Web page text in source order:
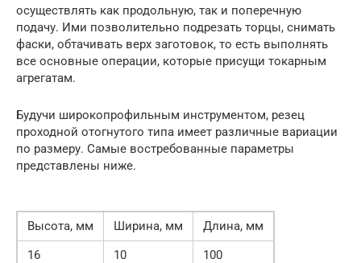
осуществлять как продольную, так и поперечную
подачу. Ими позволительно подрезать торцы, снимать
фаски, обтачивать верх заготовок, то есть выполнять
все основные операции, которые присущи токарным
агрегатам.
Будучи широкопрофильным инструментом, резец
проходной отогнутого типа имеет различные вариации
по размеру. Самые востребованные параметры
представлены ниже.
Высота, мм Ширина, мм
Длина, мм
16
10
100